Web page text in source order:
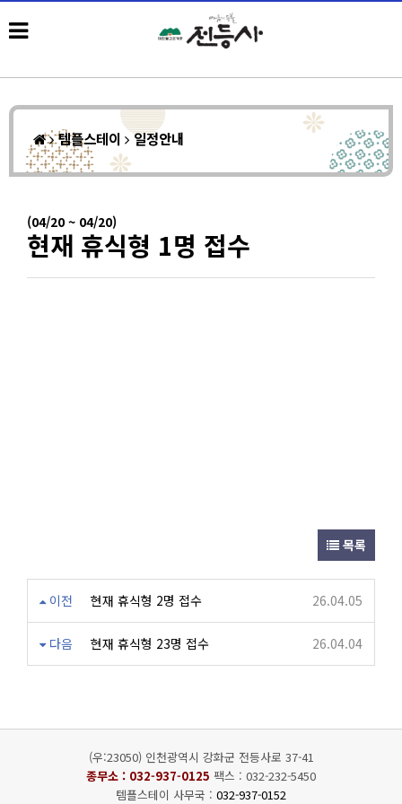
템플스테이 일정안내
(04/20 ~ 04/20)
현재 휴식형 1명 접수
목록
이전 현재 휴식형 2명 접수 26.04.05
다음 현재 휴식형 23명 접수 26.04.04
(우:23050) 인천광역시 강화군 전등사로 37-41
종무소 : 032-937-0125 팩스 : 032-232-5450
템플스테이 사무국 : 032-937-0152